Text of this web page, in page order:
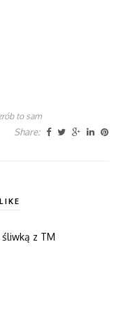
to sam
Share:
z TM